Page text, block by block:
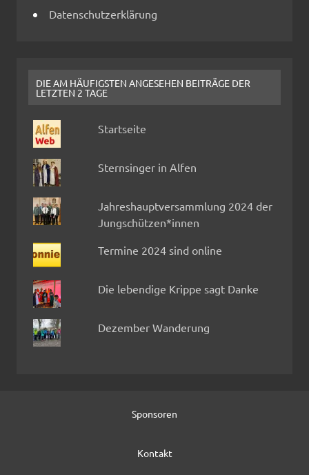
Datenschutzerklärung
DIE AM HÄUFIGSTEN ANGESEHEN BEITRÄGE DER
LETZTEN 2 TAGE
Startseite
Sternsinger in Alfen
Jahreshauptversammlung 2024 der
Jungschützen*innen
Termine 2024 sind online
Die lebendige Krippe sagt Danke
Dezember Wanderung
Sponsoren
Kontakt